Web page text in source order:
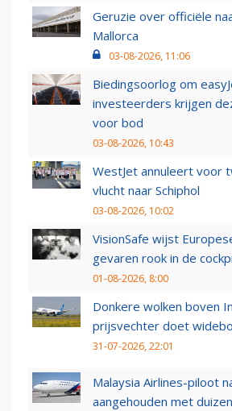
Geruzie over officiële
Mallorca
03-08-2026, 11:06
Biedingsoorlog om
investeerders krijgen
voor bod
03-08-2026, 10:43
WestJet annuleert voor
vlucht naar Schiphol
03-08-2026, 10:02
VisionSafe wijst
gevaren rook in de
01-08-2026, 8:00
Donkere wolken boven
prijsvechter doet
31-07-2026, 22:01
Malaysia Airlines-piloot
aangehouden met